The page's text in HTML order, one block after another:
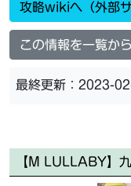
攻略wikiへ（外部サ
この情報を一覧か
最終更新：2023-
【M LULLABY】